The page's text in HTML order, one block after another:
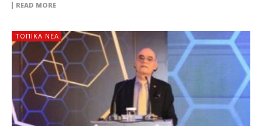
READ MORE
ΤΟΠΙΚΑ ΝΕΑ